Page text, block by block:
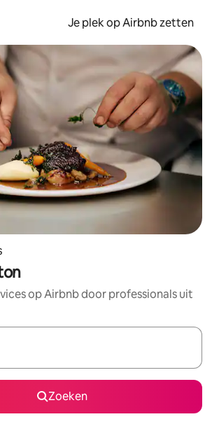
Je plek op Airbnb zetten
op Airbnb door professionals uit
beschikbaar zijn, maak je een keuze
Zoeken